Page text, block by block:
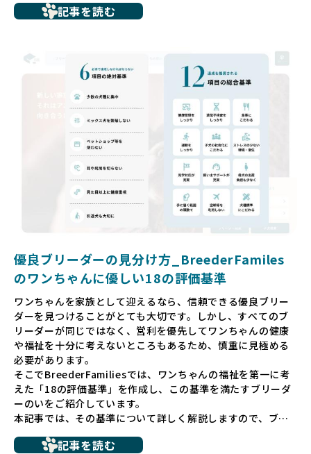
ち、健康面や社会性に問題を抱えていたり、またブリーダー
いるというケースもあります。こうした問題は、消費者にと
っても大きな負担であり、ワンちゃん自身にとっても非常に
だからこそ、私たちは正しい情報と安心して選べる場所を提
供すべきだと考えています。BreederFamiliesでは、ワンち
ゃんを家族のように愛する「優良ブリーダー」のみを独自の
厳しい基準で厳選し、その評価基準や評価結果をオープンに
しています。これにより、消費者の皆様が安心して子犬やブ
リーダーを選べる環境を整えています。
そして、消費者の皆様が正しい情報をもとに優良ブリーダー
を求めることで、ワンちゃんを家族のように愛する優良ブリ
ーダーが増え、営利優先の「悪徳ブリーダー」が自然と淘汰
される社会を目指しています。目の前の子犬だけでなく、親
ゃんに優しい世界を築いていきたいと考えています。
長するための環境が十分に整っていない場合が多く、販売ま
での間に過密な環境や長距離移動のストレスを受けることが
少なくありません。このような環境は、健康リスクや社会性
の問題につながりやすく、ワンちゃんにとっても望ましいと
は言えません。
こうした背景から、BreederFamiliesはペットショップを介
さない直接販売を採用するとともに、ペットオークションや
ペットショップを利用するブリーダーの掲載も行ってしませ
ん。
ペットショップを避けた方がいい理由の詳細はこちら
記事を読む
優良ブリーダーの見分け方_BreederFamiles
のワンちゃんに優しい18の評価基準
ワンちゃんを家族として迎えるなら、信頼できる優良ブリー
ダーを見つけることがとても大切です。しかし、すべてのブ
リーダーが同じではなく、営利を優先してワンちゃんの健康
や福祉を十分に考えないところもあるため、慎重に見極める
必要があります。
そこでBreederFamiliesでは、ワンちゃんの福祉を第一に考
えた「18の評価基準」を作成し、この基準を満たすブリーダ
ーのいをご紹介しています。
本記事では、その基準について詳しく解説しますので、ブリ
記事を読む